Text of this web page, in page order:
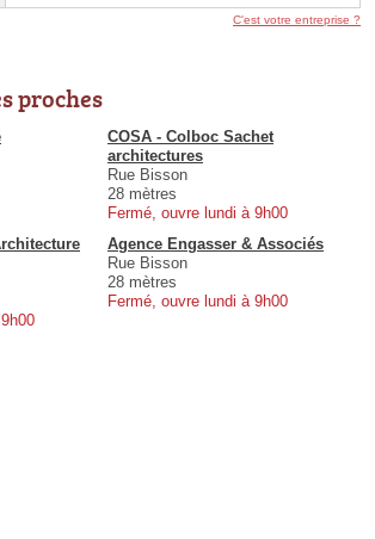
C'est votre entreprise ?
proches
COSA - Colboc Sachet
architectures
Rue Bisson
28 mètres
Fermé, ouvre lundi à 9h00
Agence Engasser & Associés
Rue Bisson
28 mètres
Fermé, ouvre lundi à 9h00